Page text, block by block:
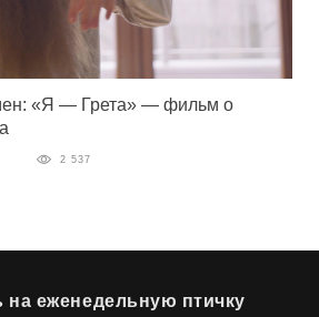
«Я — Грета» — фильм о
2 537
на еженедельную птичку